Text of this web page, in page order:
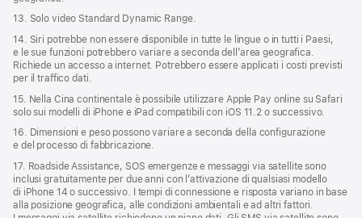
13. Solo video Standard Dynamic Range.
14. Siri potrebbe non essere disponibile in tutte le lingue o in tutti i Paesi,
e le sue funzioni potrebbero variare a seconda dell’area geografica.
Richiede un accesso a internet. Potrebbero essere applicati i costi previsti
per il traffico dati.
15. Nella Cina continentale è possibile utilizzare Apple Pay online su Safari
solo sui modelli di iPhone e iPad compatibili con iOS 11.2 o successivo.
16. Dimensioni e peso possono variare a seconda della configurazione
e del processo di fabbricazione.
17. Roadside Assistance, SOS emergenze e messaggi via satellite sono
inclusi gratuitamente per due anni con l’attivazione di qualsiasi modello
di iPhone 14 o successivo. I tempi di connessione e risposta variano in base
alla posizione geografica, alle condizioni ambientali e ad altri fattori.